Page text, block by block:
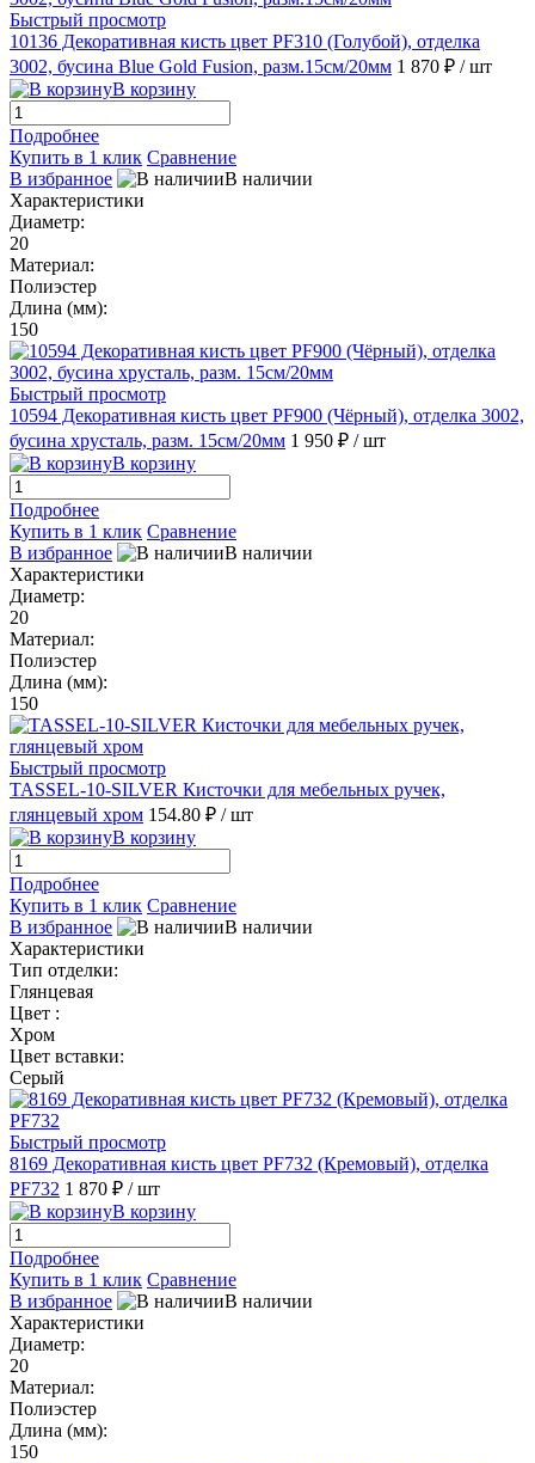
Быстрый просмотр
10136 Декоративная кисть цвет PF310 (Голубой), отделка
3002, бусина Blue Gold Fusion, разм.15см/20мм 1 870 ₽ / шт
В корзину
Подробнее
Купить в 1 клик Сравнение
В избранное
В наличии
Характеристики
Диаметр:
20
Материал:
Полиэстер
Длина (мм):
150
Быстрый просмотр
10594 Декоративная кисть цвет PF900 (Чёрный), отделка 3002,
бусина хрусталь, разм. 15см/20мм 1 950 ₽ / шт
В корзину
Подробнее
Купить в 1 клик Сравнение
В избранное
В наличии
Характеристики
Диаметр:
20
Материал:
Полиэстер
Длина (мм):
150
Быстрый просмотр
TASSEL-10-SILVER Кисточки для мебельных ручек,
глянцевый хром 154.80 ₽ / шт
В корзину
Подробнее
Купить в 1 клик Сравнение
В избранное
В наличии
Характеристики
Тип отделки:
Глянцевая
Цвет :
Хром
Цвет вставки:
Серый
Быстрый просмотр
8169 Декоративная кисть цвет PF732 (Кремовый), отделка
PF732 1 870 ₽ / шт
В корзину
Подробнее
Купить в 1 клик Сравнение
В избранное
В наличии
Характеристики
Диаметр:
20
Материал:
Полиэстер
Длина (мм):
150